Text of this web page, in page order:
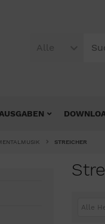
Alle
STREICHER
Alle